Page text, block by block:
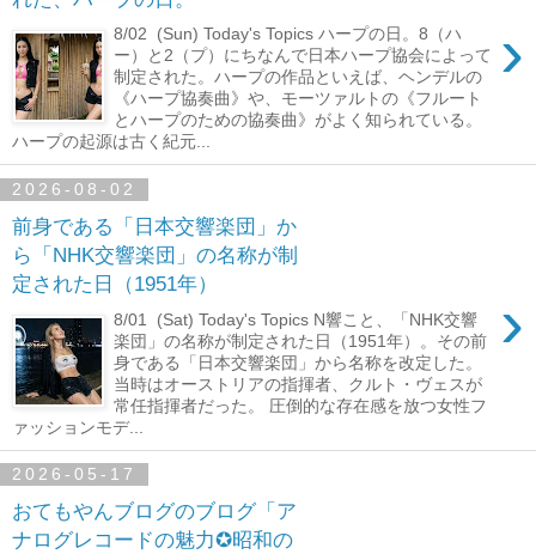
›
8/02 (Sun) Today's Topics ハープの日。8（ハ
ー）と2（プ）にちなんで日本ハープ協会によって
制定された。ハープの作品といえば、ヘンデルの
《ハープ協奏曲》や、モーツァルトの《フルート
とハープのための協奏曲》がよく知られている。
ハープの起源は古く紀元...
2026-08-02
前身である「日本交響楽団」か
ら「NHK交響楽団」の名称が制
定された日（1951年）
›
8/01 (Sat) Today's Topics N響こと、「NHK交響
楽団」の名称が制定された日（1951年）。その前
身である「日本交響楽団」から名称を改定した。
当時はオーストリアの指揮者、クルト・ヴェスが
常任指揮者だった。 圧倒的な存在感を放つ女性フ
ァッションモデ...
2026-05-17
おてもやんブログのブログ「ア
ナログレコードの魅力✪昭和の